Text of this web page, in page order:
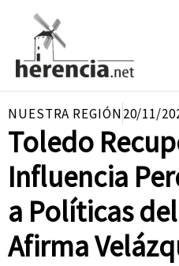
contenido
NUESTRA REGIÓN20/11/
Toledo
Influencia
a Políticas
Afirma